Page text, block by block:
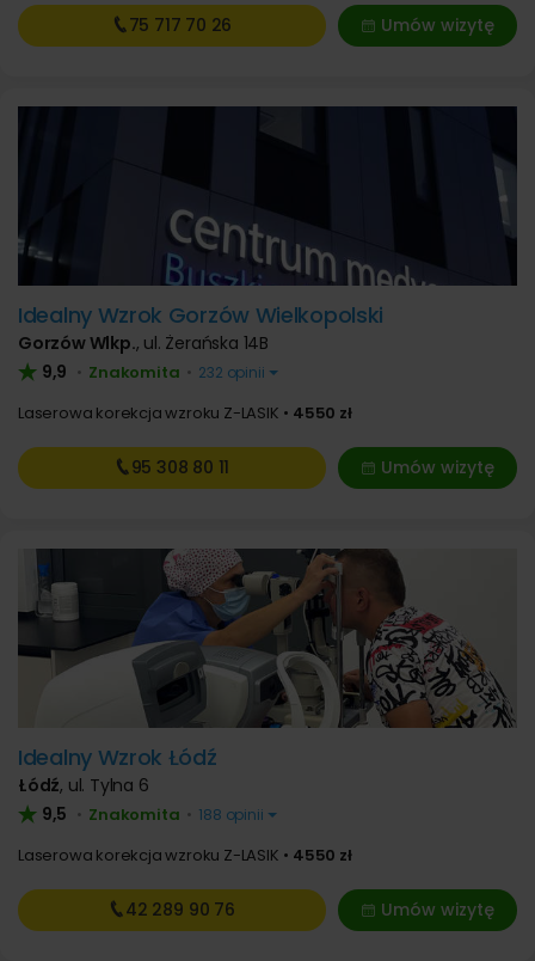
Umów wizytę
75 717 70 26
Idealny Wzrok Gorzów Wielkopolski
Gorzów Wlkp., ul. Żerańska 14B
9,9 • Znakomita • 232 opinii
Laserowa korekcja wzroku Z-LASIK 4550 zł
Umów wizytę
95 308 80 11
Idealny Wzrok Łódź
Łódź, ul. Tylna 6
9,5 • Znakomita • 188 opinii
Laserowa korekcja wzroku Z-LASIK 4550 zł
Umów wizytę
42 289 90 76